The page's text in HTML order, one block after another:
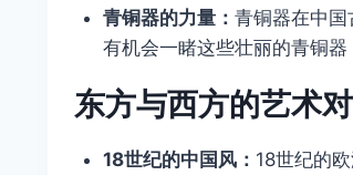
青铜器的力量： 青铜器在中
有机会一睹这些壮丽的青铜器
东方与西方的艺术
18世纪的中国风： 18世纪的